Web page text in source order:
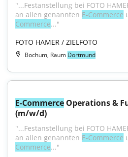
"...Festanstellung bei FOTO
an allen genannten E-Commerce
Commerce..."
FOTO HAMER / ZIELFOTO
Bochum, Raum Dortmund
E-Commerce Operations &
(m/w/d)
"...Festanstellung bei FOTO
an allen genannten E-Commerce
Commerce..."